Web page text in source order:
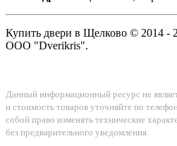
Купить двери в Щелково © 2014 -
ООО "Dverikris".
Данный информационный ресурс не
и стоимость товаров уточняйте по
собой право изменять технические
без предварительного уведомления.